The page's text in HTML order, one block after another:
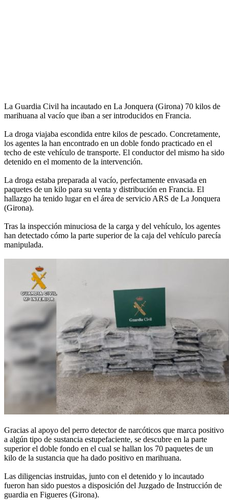
La Guardia Civil ha incautado en La Jonquera (Girona) 70 kilos de
marihuana al vacío que iban a ser introducidos en Francia.
La droga viajaba escondida entre kilos de pescado. Concretamente,
los agentes la han encontrado en un doble fondo practicado en el
techo de este vehículo de transporte. El conductor del mismo ha sido
detenido en el momento de la intervención.
La droga estaba preparada al vacío, perfectamente envasada en
paquetes de un kilo para su venta y distribución en Francia. El
hallazgo ha tenido lugar en el área de servicio ARS de La Jonquera
(Girona).
Tras la inspección minuciosa de la carga y del vehículo, los agentes
han detectado cómo la parte superior de la caja del vehículo parecía
manipulada.
Gracias al apoyo del perro detector de narcóticos que marca positivo
a algún tipo de sustancia estupefaciente, se descubre en la parte
superior el doble fondo en el cual se hallan los 70 paquetes de un
kilo de la sustancia que ha dado positivo en marihuana.
Las diligencias instruidas, junto con el detenido y lo incautado
fueron han sido puestos a disposición del Juzgado de Instrucción de
guardia en Figueres (Girona).